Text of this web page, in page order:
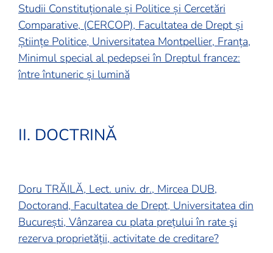
Studii Constituționale și Politice și Cercetări
Comparative, (CERCOP), Facultatea de Drept și
Științe Politice, Universitatea Montpellier, Franța,
Minimul special al pedepsei în Dreptul francez:
între întuneric și lumină
II. DOCTRINĂ
Doru TRĂILĂ, Lect. univ. dr., Mircea DUB,
Doctorand, Facultatea de Drept, Universitatea din
București, Vânzarea cu plata prețului în rate şi
rezerva proprietății, activitate de creditare?